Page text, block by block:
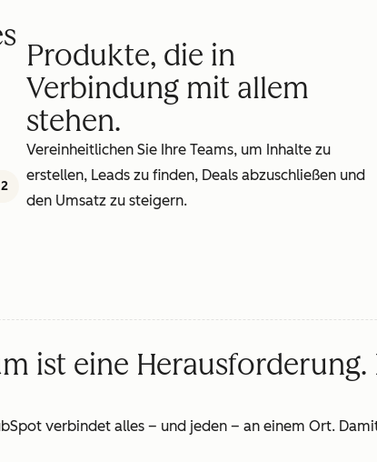
Produkte, die in
Verbindung mit allem
stehen.
Vereinheitlichen Sie Ihre Teams, um Inhalte zu
erstellen, Leads zu finden, Deals abzuschließen und
den Umsatz zu steigern.
ist eine
verbindet alles – und jeden – an einem Ort.